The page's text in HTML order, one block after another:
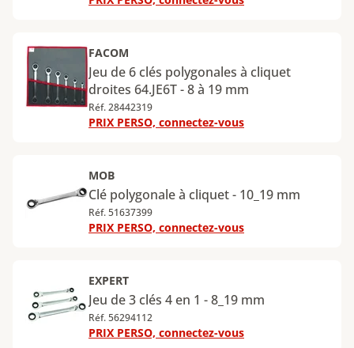
FACOM
Jeu de 6 clés polygonales à cliquet
droites 64.JE6T - 8 à 19 mm
Réf. 28442319
PRIX PERSO, connectez-vous
MOB
Clé polygonale à cliquet - 10_19 mm
Réf. 51637399
PRIX PERSO, connectez-vous
EXPERT
Jeu de 3 clés 4 en 1 - 8_19 mm
Réf. 56294112
PRIX PERSO, connectez-vous